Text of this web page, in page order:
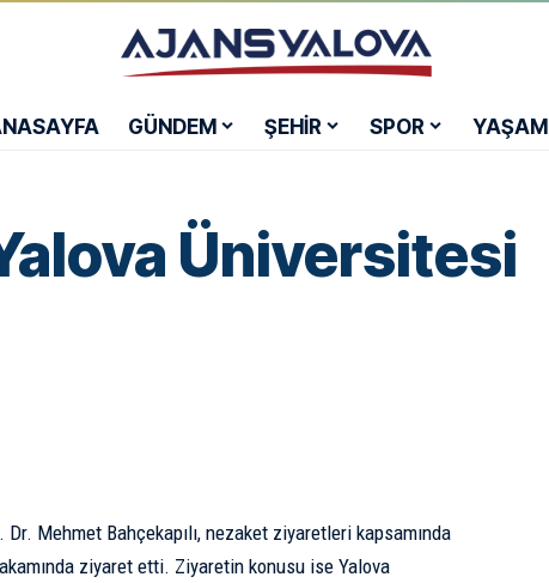
GÜNDEM ŞEHİR SPOR YAŞAM
Üniversitesi
Mehmet Bahçekapılı, nezaket ziyaretleri kapsamında
ziyaret etti. Ziyaretin konusu ise Yalova